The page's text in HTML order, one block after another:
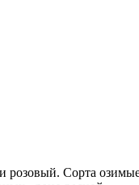
розовый. Сорта